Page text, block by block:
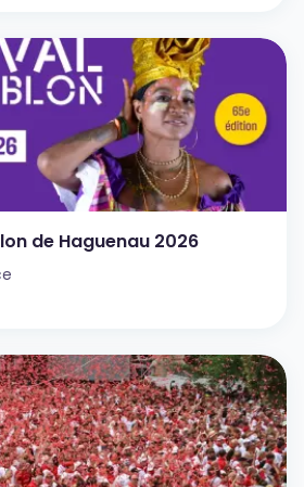
de Haguenau 2026